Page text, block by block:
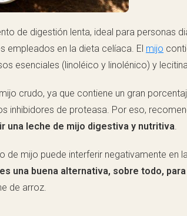
de digestión lenta, ideal para personas
empleados en la dieta celíaca. El mijo
esenciales (linoléico y linolénico) y
crudo, ya que contiene un gran
inhibidores de proteasa. Por eso,
una leche de mijo digestiva y nutritiva.
mijo puede interferir negativamente en
una buena alternativa, sobre todo,
de arroz.